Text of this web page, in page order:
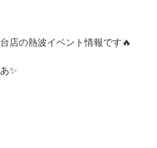
店の熱波イベント情報です🔥
✨️